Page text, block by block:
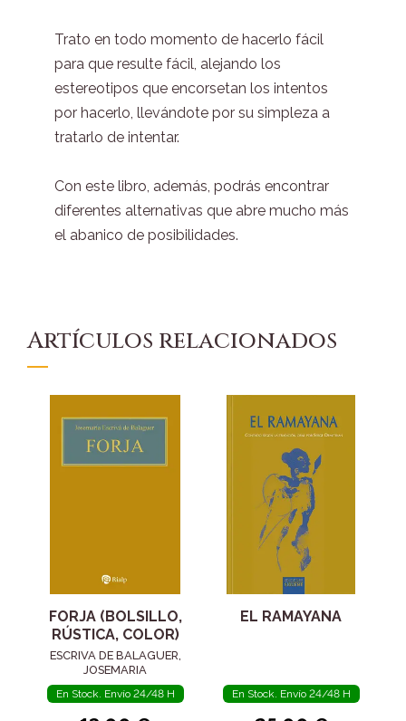
Trato en todo momento de hacerlo fácil
para que resulte fácil, alejando los
estereotipos que encorsetan los intentos
por hacerlo, llevándote por su simpleza a
tratarlo de intentar.
Con este libro, además, podrás encontrar
diferentes alternativas que abre mucho más
el abanico de posibilidades.
Artículos relacionados
FORJA (BOLSILLO,
RÚSTICA, COLOR)
ESCRIVA DE BALAGUER,
JOSEMARIA
En Stock. Envío 24/48 H
EL RAMAYANA
En Stock. Envío 24/48 H